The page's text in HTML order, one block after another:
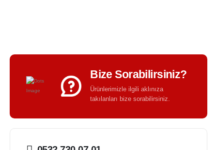
Bize Sorabilirsiniz?
Ürünlerimizle ilgili aklınıza
takılanları bize sorabilirsiniz.